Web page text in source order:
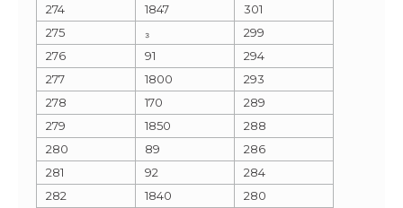
274
1847
301
275
₃
299
276
91
294
277
1800
293
278
170
289
279
1850
288
280
89
286
281
92
284
282
1840
280